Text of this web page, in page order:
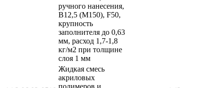
ручного нанесения,
В12,5 (М150), F50,
крупность
заполнителя до 0,63
мм, расход 1,7-1,8
кг/м2 при толщине
слоя 1 мм
Жидкая смесь
акриловых
полимеров и